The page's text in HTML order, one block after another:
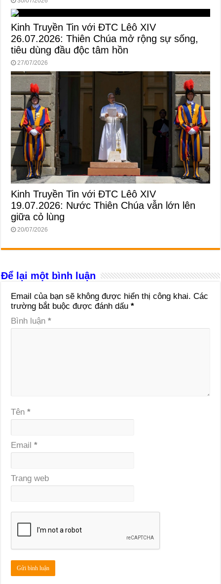
Kinh Truyền Tin với ĐTC Lêô XIV
26.07.2026: Thiên Chúa mở rộng sự sống,
tiêu dùng đầu độc tâm hồn
27/07/2026
Kinh Truyền Tin với ĐTC Lêô XIV
19.07.2026: Nước Thiên Chúa vẫn lớn lên
giữa cỏ lùng
20/07/2026
Để lại một bình luận
Email của bạn sẽ không được hiển thị công khai. Các
trường bắt buộc được đánh dấu*
Bình luận*
Tên*
Email*
Trang web